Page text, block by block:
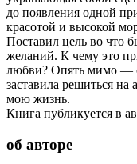
до появления одной
красотой и высокой
Поставил цель во что
желаний. К чему это
любви? Опять мимо —
заставила решиться
мою жизнь.
Книга публикуется в
об авторе